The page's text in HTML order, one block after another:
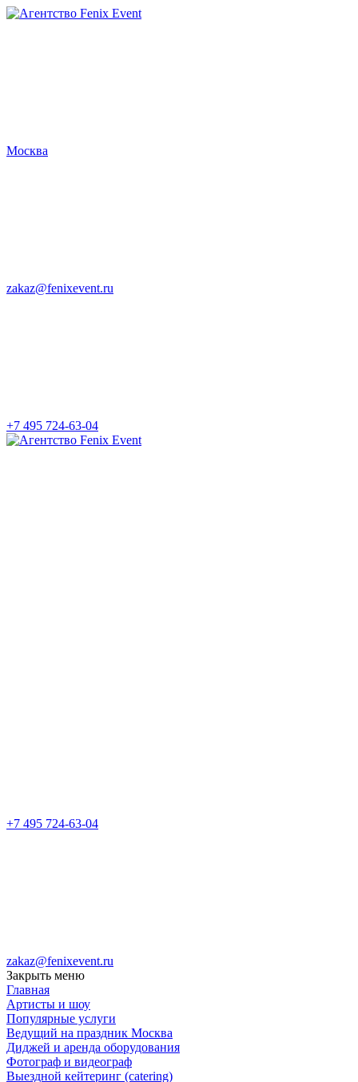
Агентство
Москва
zakaz@fenixevent.ru
+7 495 724-63-04
Агентство
+7 495 724-63-04
zakaz@fenixevent.ru
Закрыть меню
Главная
Артисты и шоу
Популярные услуги
Ведущий на праздник Москва
Диджей и аренда оборудования
Фотограф и видеограф
Выездной кейтеринг (catering)